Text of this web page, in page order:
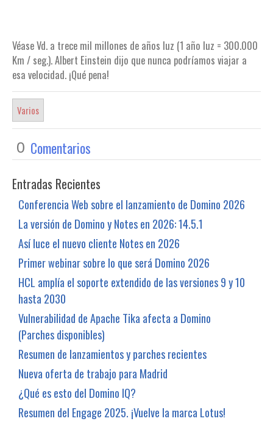
Véase Vd. a trece mil millones de años luz (1 año luz = 300.000
Km / seg.). Albert Einstein dijo que nunca podríamos viajar a
esa velocidad. ¡Qué pena!
Varios
0 Comentarios
Entradas Recientes
Conferencia Web sobre el lanzamiento de Domino 2026
La versión de Domino y Notes en 2026: 14.5.1
Así luce el nuevo cliente Notes en 2026
Primer webinar sobre lo que será Domino 2026
HCL amplía el soporte extendido de las versiones 9 y 10
hasta 2030
Vulnerabilidad de Apache Tika afecta a Domino
(Parches disponibles)
Resumen de lanzamientos y parches recientes
Nueva oferta de trabajo para Madrid
¿Qué es esto del Domino IQ?
Resumen del Engage 2025. ¡Vuelve la marca Lotus!